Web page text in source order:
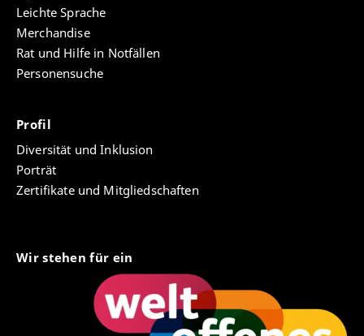
Leichte Sprache
Merchandise
Rat und Hilfe in Notfällen
Personensuche
Profil
Diversität und Inklusion
Porträt
Zertifikate und Mitgliedschaften
Wir stehen für ein